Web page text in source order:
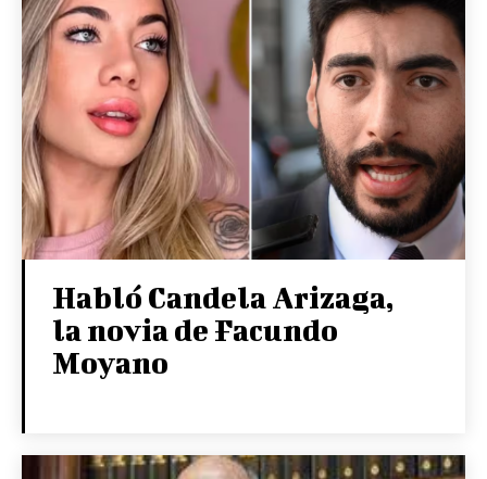
Habló Candela Arizaga,
la novia de Facundo
Moyano